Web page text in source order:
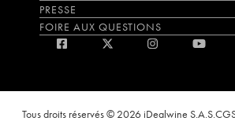
PRESSE
FOIRE AUX QUESTIONS
Tous droits réservés © 2026 iDealwine S.A.S.